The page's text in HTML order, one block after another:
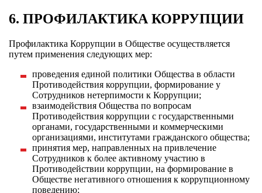
6. ПРОФИЛАКТИКА КОРРУПЦИИ
Профилактика Коррупции в Обществе осуществляется
путем применения следующих мер:
проведения единой политики Общества в области
Противодействия коррупции, формирование у
Сотрудников нетерпимости к Коррупции;
взаимодействия Общества по вопросам
Противодействия коррупции с государственными
органами, государственными и коммерческими
организациями, институтами гражданского общества;
принятия мер, направленных на привлечение
Сотрудников к более активному участию в
Противодействии коррупции, на формирование в
Обществе негативного отношения к коррупционному
поведению;